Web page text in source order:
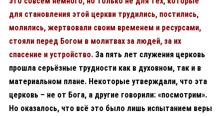
для становления этой церкви трудились, постились,
молились, жертвовали своим временем и ресурсами,
стояли перед Богом в молитвах за людей, за их
спасение и устройство. За пять лет служения церковь
прошла серьёзные трудности как в духовном, так и в
материальном плане. Некоторые утверждали, что эта
церковь – не от Бога, а другие говорили: «посмотрим».
Но оказалось, что всё это было лишь испытанием веры